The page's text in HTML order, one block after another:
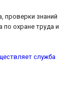
проверки знаний
по охране труда и
служба